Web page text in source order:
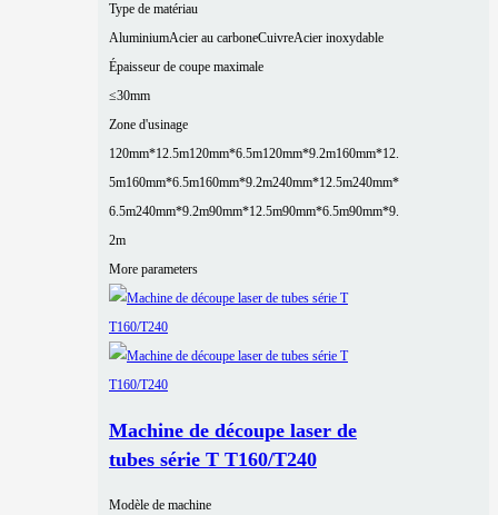
Type de matériau
AluminiumAcier au carboneCuivreAcier inoxydable
Épaisseur de coupe maximale
≤30mm
Zone d'usinage
120mm*12.5m120mm*6.5m120mm*9.2m160mm*12.
5m160mm*6.5m160mm*9.2m240mm*12.5m240mm*
6.5m240mm*9.2m90mm*12.5m90mm*6.5m90mm*9.
2m
More parameters
Machine de découpe laser de
tubes série T T160/T240
Modèle de machine